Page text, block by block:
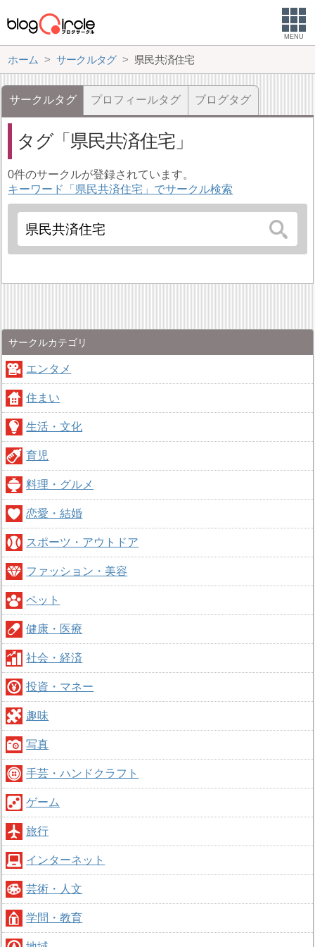
MENU
ホーム サークルタグ 県民共済住宅
サークルタグ プロフィールタグ ブログタグ
タグ 県民共済住宅
0件のサークルが登録されています。
キーワード「県民共済住宅」でサークル検索
サークルカテゴリ
エンタメ
住まい
生活・文化
育児
料理・グルメ
恋愛・結婚
スポーツ・アウトドア
ファッション・美容
ペット
健康・医療
社会・経済
投資・マネー
趣味
写真
手芸・ハンドクラフト
ゲーム
旅行
インターネット
芸術・人文
学問・教育